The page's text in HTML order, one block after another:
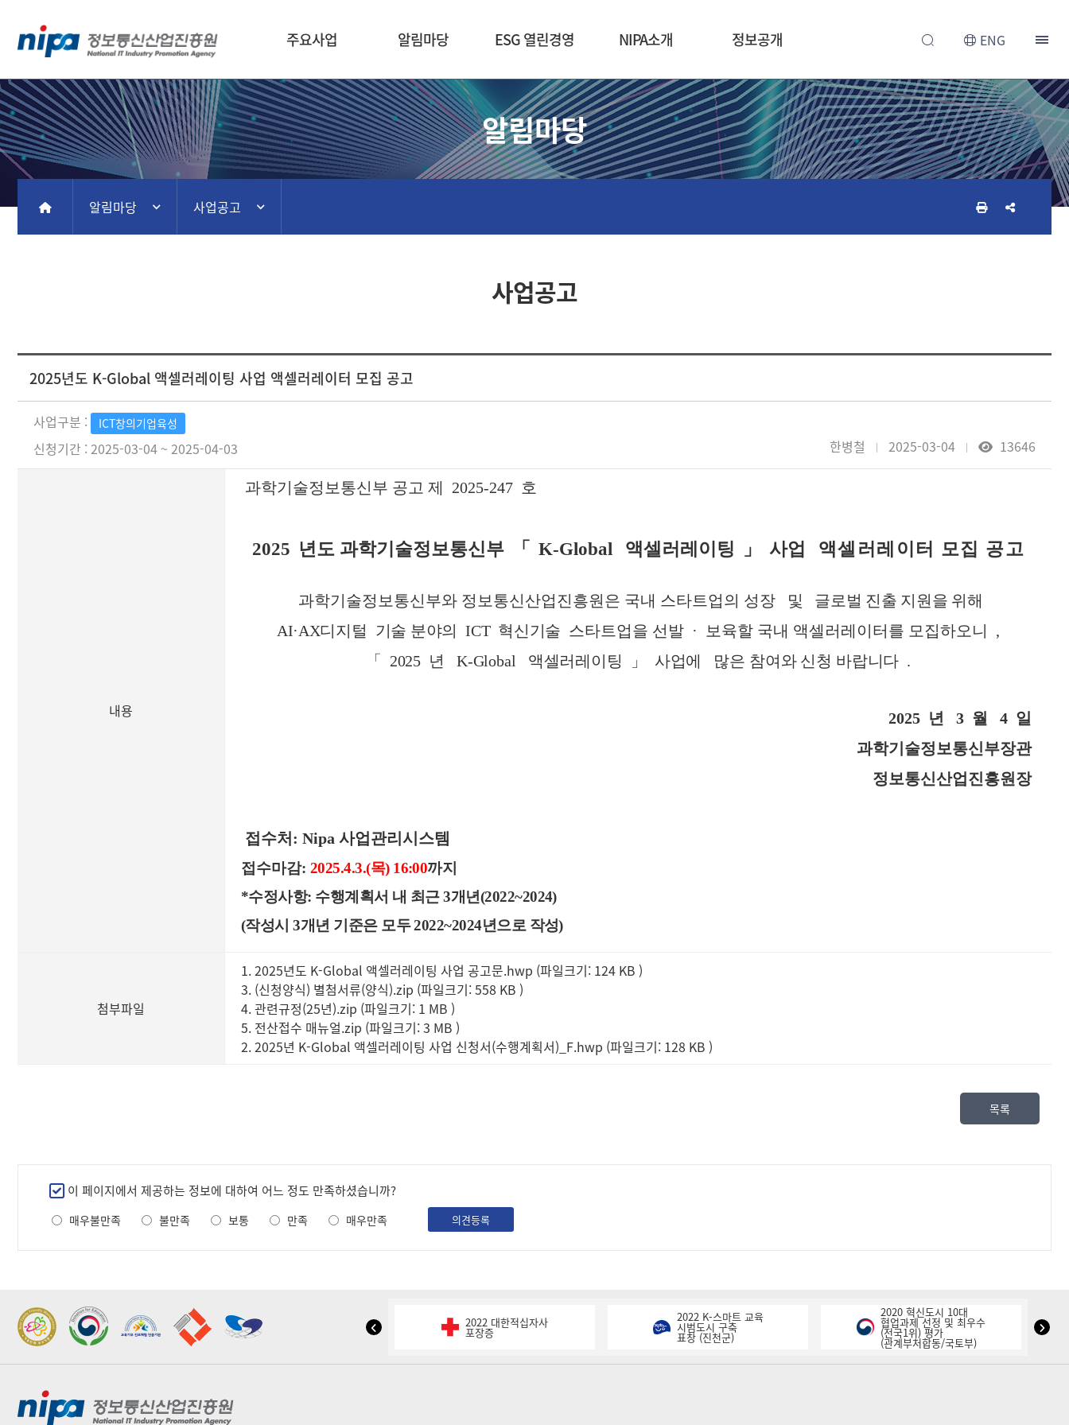
주요사업 알림마당 ESG 열린경영 NIPA소개 정보공개 ENG
알림마당
홈 알림마당 사업공고 인
쇄
기
공
유
기
사업공고
2025년도 K-Global 액셀러레이팅 사업 액셀러레이터 모집 공고
사업구분 : ICT창의기업육성
신청기간 : 2025-03-04 ~ 2025-04-03 한병철 2025-03-04 13646
내용
과학기술정보통신부 공고 제 2025-247 호
2025 년도 과학기술정보통신부 「 K-Global 액셀러레이팅 」 사업 액셀러레이터 모집 공고
과학기술정보통신부와 정보통신산업진흥원은 국내 스타트업의 성장 및
글로벌 진출 지원을 위해
AI·AX디지털
기술 분야의 ICT 혁신기술 스타트업을 선발 · 보육할 국내 액셀러레이터를 모집하오니
,
「
2025 년 K-Global 액셀러레이팅 」 사업에 많은 참여와 신청 바랍니다 .
2025 년 3 월 4 일
과학기술정보통신부장관
정보통신산업진흥원장
접수처: Nipa 사업관리시스템
접수마감: 2025.4.3.(목) 16:00까지
*수정사항: 수행계획서 내 최근 3개년(2022~2024)
(작성시 3개년 기준은 모두 2022~2024년으로 작성)
첨부파일
1. 2025년도 K-Global 액셀러레이팅 사업 공고문.hwp (파일크기: 124 KB )
3. (신청양식) 별첨서류(양식).zip (파일크기: 558 KB )
4. 관련규정(25년).zip (파일크기: 1 MB )
5. 전산접수 매뉴얼.zip (파일크기: 3 MB )
2. 2025년 K-Global 액셀러레이팅 사업 신청서(수행계획서)_F.hwp (파일크기: 128 KB )
목록
만
족
도
이 페이지에서 제공하는 정보에 대하여 어느 정도 만족하셨습니까?
매우불만족 불만족 보통 만족 매우만족 의견등록
NIPA
창
2022 가족친화우수기관
표창
2022 지역문제해결
플랫폼 표창
2022 대한적십자사
포장증
2022 K-스마트 교육
시범도시 구축
표창 (진천군)
2020 혁신도시 10대
협업과제 선정 및 최우수
(전국1위) 평가
(관계부처합동/국토부)
NIPA
창